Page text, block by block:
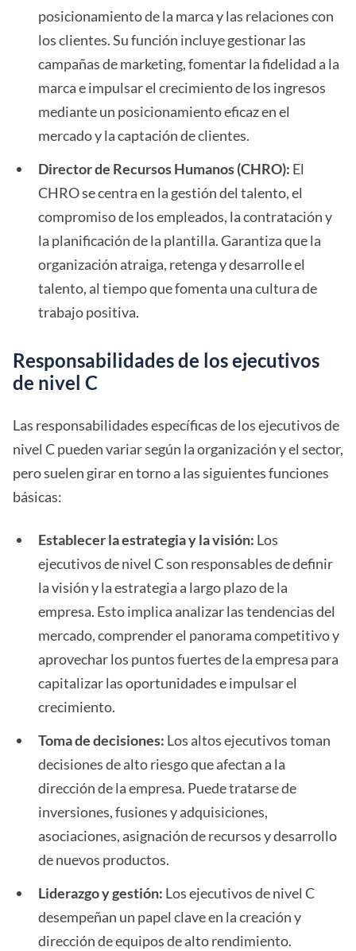
posicionamiento de la marca y las relaciones con
los clientes. Su función incluye gestionar las
campañas de marketing, fomentar la fidelidad a la
marca e impulsar el crecimiento de los ingresos
mediante un posicionamiento eficaz en el
mercado y la captación de clientes.
Director de Recursos Humanos (CHRO): El
CHRO se centra en la gestión del talento, el
compromiso de los empleados, la contratación y
la planificación de la plantilla. Garantiza que la
organización atraiga, retenga y desarrolle el
talento, al tiempo que fomenta una cultura de
trabajo positiva.
Responsabilidades de los ejecutivos
de nivel C
Las responsabilidades específicas de los ejecutivos de
nivel C pueden variar según la organización y el sector,
pero suelen girar en torno a las siguientes funciones
básicas:
Establecer la estrategia y la visión: Los
ejecutivos de nivel C son responsables de definir
la visión y la estrategia a largo plazo de la
empresa. Esto implica analizar las tendencias del
mercado, comprender el panorama competitivo y
aprovechar los puntos fuertes de la empresa para
capitalizar las oportunidades e impulsar el
crecimiento.
Toma de decisiones: Los altos ejecutivos toman
decisiones de alto riesgo que afectan a la
dirección de la empresa. Puede tratarse de
inversiones, fusiones y adquisiciones,
asociaciones, asignación de recursos y desarrollo
de nuevos productos.
Liderazgo y gestión: Los ejecutivos de nivel C
desempeñan un papel clave en la creación y
dirección de equipos de alto rendimiento.